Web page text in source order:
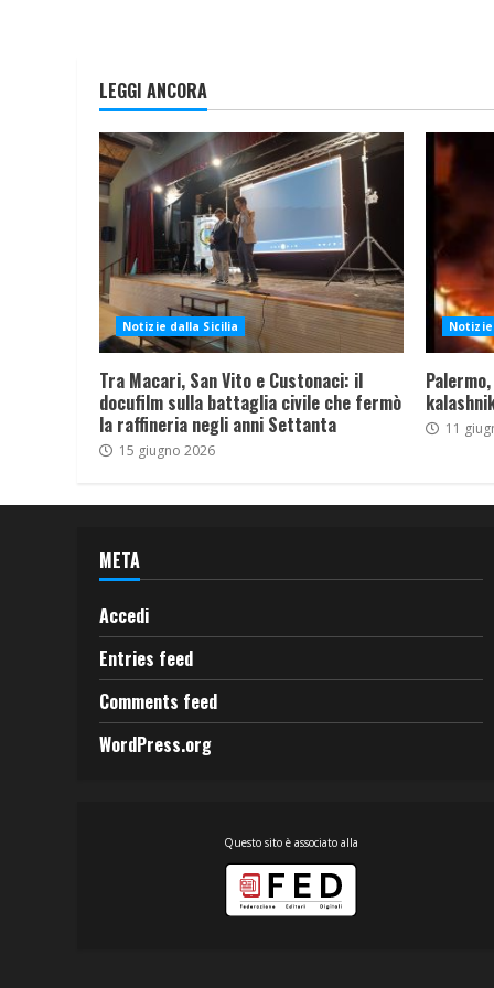
LEGGI ANCORA
Notizie dalla Sicilia
Tra Macari, San Vito e Custonaci: il
docufilm sulla battaglia civile che fermò
la raffineria negli anni Settanta
15 giugno 2026
11
META
Accedi
Entries feed
Comments feed
WordPress.org
Questo sito è associato alla